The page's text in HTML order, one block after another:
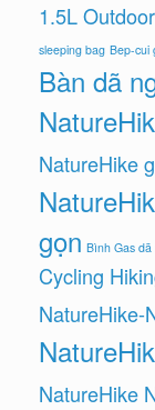
1.5L
sleeping bag Bep-cui
Bàn dã
NatureHike
gọn Bình Gas dã
Cycling
NatureHike-
NatureHike